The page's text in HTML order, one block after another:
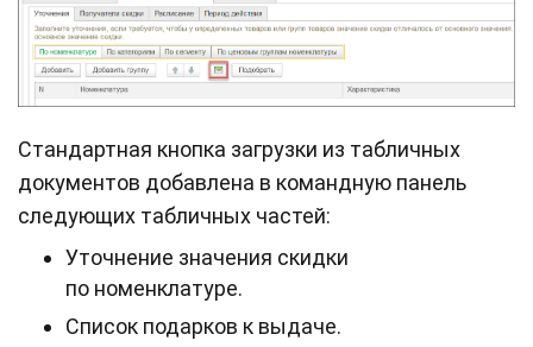
Стандартная кнопка загрузки из табличных
документов добавлена в командную панель
следующих табличных частей:
Уточнение значения скидки
по номенклатуре.
Список подарков к выдаче.